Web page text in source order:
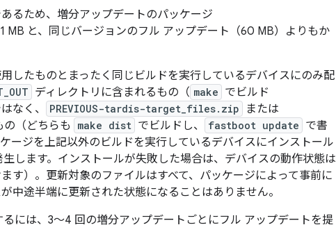
るため、増分アップデートのパッケージ
MB と、同じバージョンのフル アップデート（60 MB）よりもか
したものとまったく同じビルドを実行しているデバイスにのみ配
ディレクトリに含まれるもの（ make でビルド
なく、 PREVIOUS-tardis-target_files.zip または
の（どちらも make dist でビルドし、 fastboot update で書
ージを上記以外のビルドを実行しているデバイスにインストール
します。インストールが失敗した場合は、デバイスの動作状態は
す）。更新対象のファイルはすべて、パッケージによって事前に
中途半端に更新された状態になることはありません。
には、3～4 回の増分アップデートごとにフル アップデートを提